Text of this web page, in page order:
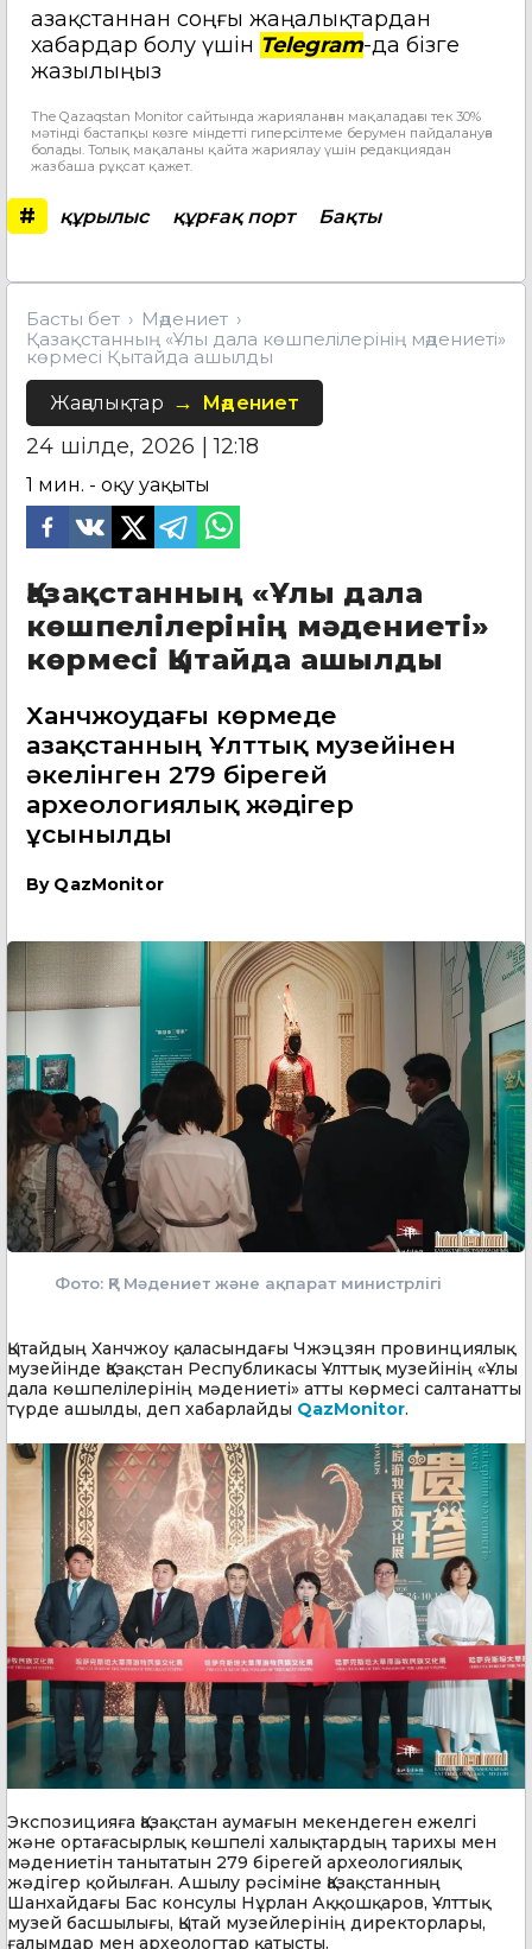
Қазақстаннан соңғы жаңалықтардан
хабардар болу үшін Telegram-да бізге
жазылыңыз
The Qazaqstan Monitor сайтында жарияланған мақаладағы тек 30%
мәтінді бастапқы көзге міндетті гиперсілтеме берумен пайдалануға
болады. Толық мақаланы қайта жариялау үшін редакциядан
жазбаша рұқсат қажет.
# құрылыс құрғақ порт Бақты
Басты бет
Мәдениет
Қазақстанның «Ұлы дала көшпелілерінің мәдениеті»
көрмесі Қытайда ашылды
Жаңалықтар Мәдениет
24 шілде, 2026 | 12:18
1 мин. - оқу уақыты
Қазақстанның «Ұлы дала
көшпелілерінің мәдениеті»
көрмесі Қытайда ашылды
Ханчжоудағы көрмеде
Қазақстанның Ұлттық музейінен
әкелінген 279 бірегей
археологиялық жәдігер
ұсынылды
By QazMonitor
Фото: ҚР Мәдениет және ақпарат министрлігі
Қытайдың Ханчжоу қаласындағы Чжэцзян провинциялық
музейінде Қазақстан Республикасы Ұлттық музейінің «Ұлы
дала көшпелілерінің мәдениеті» атты көрмесі салтанатты
түрде ашылды, деп хабарлайды QazMonitor.
Экспозицияға Қазақстан аумағын мекендеген ежелгі
және ортағасырлық көшпелі халықтардың тарихы мен
мәдениетін танытатын 279 бірегей археологиялық
жәдігер қойылған. Ашылу рәсіміне Қазақстанның
Шанхайдағы Бас консулы Нұрлан Аққошқаров, Ұлттық
музей басшылығы, Қытай музейлерінің директорлары,
ғалымдар мен археологтар қатысты.